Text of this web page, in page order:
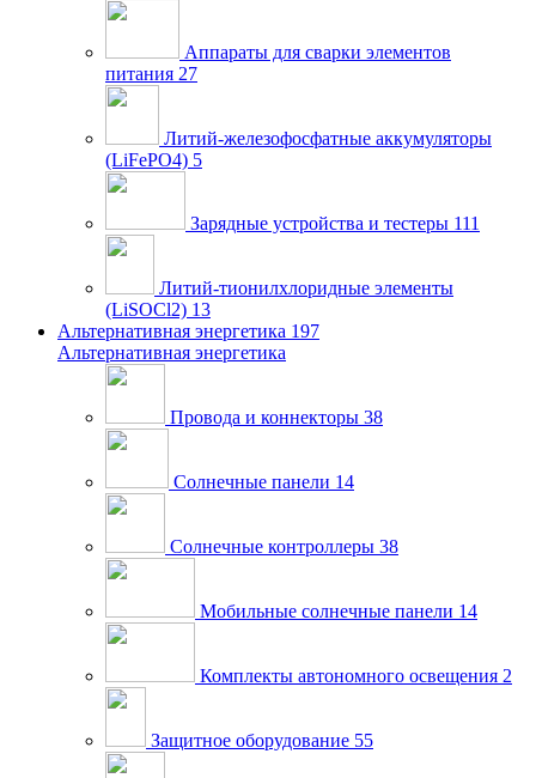
Аппараты для сварки элементов
питания 27
Литий-железофосфатные аккумуляторы
(LiFePO4) 5
Зарядные устройства и тестеры 111
Литий-тионилхлоридные элементы
(LiSOCl2) 13
Альтернативная энергетика 197
Альтернативная энергетика
Провода и коннекторы 38
Солнечные панели 14
Солнечные контроллеры 38
Мобильные солнечные панели 14
Комплекты автономного освещения 2
Защитное оборудование 55